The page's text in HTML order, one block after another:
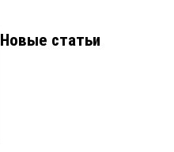
Новые статьи